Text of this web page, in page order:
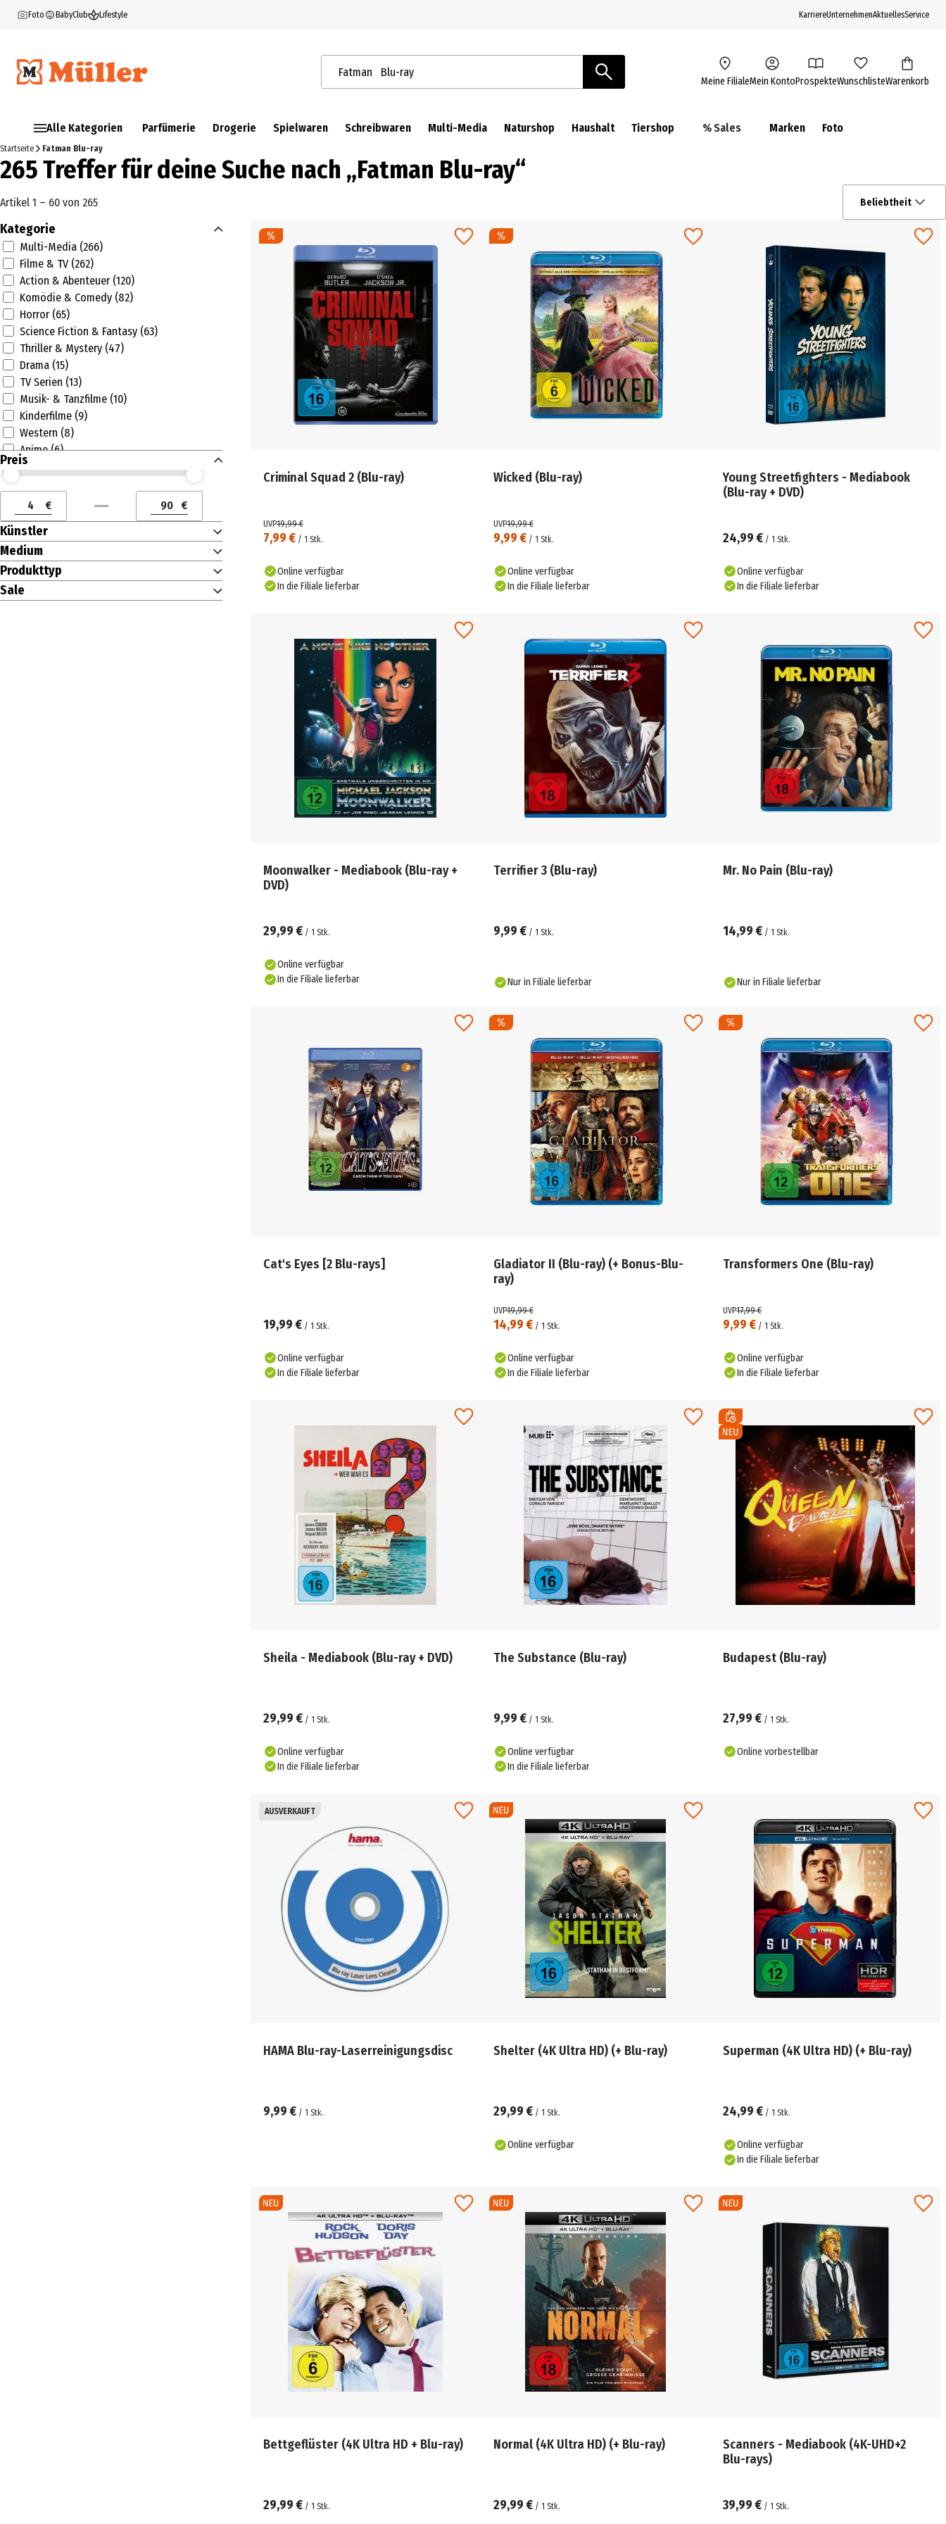
Foto BabyClub Lifestyle KarriereUnternehmenAktuellesService
Suchbegriffe / Artikelnummer Meine FilialeMein KontoProspekteWunschlisteWarenkorb
Alle Kategorien Parfümerie Drogerie Spielwaren Schreibwaren Multi-Media Naturshop Haushalt Tiershop % Sales Marken Foto
Startseite Fatman Blu-ray
265 Treffer für deine Suche nach „Fatman Blu-ray“
Artikel 1 – 60 von 265 Beliebtheit
Kategorie
Multi-Media (266)
Filme & TV (262)
Action & Abenteuer (120)
Komödie & Comedy (82)
Horror (65)
Science Fiction & Fantasy (63)
Thriller & Mystery (47)
Drama (15)
TV Serien (13)
Musik- & Tanzfilme (10)
Kinderfilme (9)
Western (8)
Anime (6)
Musik (3)
Rock (2)
Dokumentationen (2)
Unterhaltungselektronik (1)
Audio- & Video-Zubehör (1)
Jazz (1)
Black, R&B, Soul (1)
Pflege (1)
Preis
Preis (€) ab
Preis (€) bis
Preis (€) ab
€
Preis (€) bis
€
Künstler
Medium
Produkttyp
Sale
Criminal Squad 2 (Blu-ray)
7,99 € / 1 Stk.
UVP19,99 €
Online verfügbar
In die Filiale lieferbar
Wicked (Blu-ray)
9,99 €/ 1 Stk.
UVP19,99 €
Online verfügbar
In die Filiale lieferbar
Young Streetfighters - Mediabook
(Blu-ray + DVD)
24,99 € / 1 Stk.
Online verfügbar
In die Filiale lieferbar
Moonwalker - Mediabook (Blu-ray +
DVD)
29,99 € / 1 Stk.
Online verfügbar
In die Filiale lieferbar
Terrifier 3 (Blu-ray)
9,99 €/ 1 Stk.
Nur in Filiale lieferbar
Mr. No Pain (Blu-ray)
14,99 € / 1 Stk.
Nur in Filiale lieferbar
Cat's Eyes [2 Blu-rays]
19,99 € / 1 Stk.
Online verfügbar
In die Filiale lieferbar
Gladiator II (Blu-ray) (+ Bonus-Blu-
ray)
14,99 €/ 1 Stk.
UVP19,99 €
Online verfügbar
In die Filiale lieferbar
Transformers One (Blu-ray)
9,99 € / 1 Stk.
UVP17,99 €
Online verfügbar
In die Filiale lieferbar
Sheila - Mediabook (Blu-ray + DVD)
29,99 € / 1 Stk.
Online verfügbar
In die Filiale lieferbar
The Substance (Blu-ray)
9,99 €/ 1 Stk.
Online verfügbar
In die Filiale lieferbar
Budapest (Blu-ray)
27,99 € / 1 Stk.
Online vorbestellbar
AUSVERKAUFT
HAMA Blu-ray-Laserreinigungsdisc
9,99 € / 1 Stk.
Shelter (4K Ultra HD) (+ Blu-ray)
29,99 €/ 1 Stk.
Online verfügbar
Superman (4K Ultra HD) (+ Blu-ray)
24,99 € / 1 Stk.
Online verfügbar
In die Filiale lieferbar
Bettgeflüster (4K Ultra HD + Blu-ray)
29,99 € / 1 Stk.
Normal (4K Ultra HD) (+ Blu-ray)
29,99 €/ 1 Stk.
Scanners - Mediabook (4K-UHD+2
Blu-rays)
39,99 € / 1 Stk.